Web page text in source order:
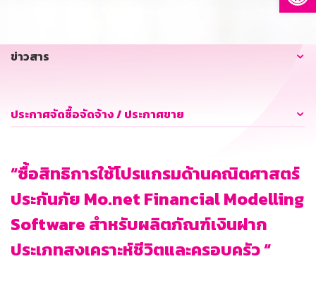
ข่าวสาร
ประกาศจัดซื้อจัดจ้าง / ประกาศขาย
“ซื้อสิทธิการใช้โปรแกรมด้านคณิตศาสตร์
ประกันภัย Mo.net Financial Modelling
Software สำหรับผลิตภัณฑ์เงินฝาก
ประเภทสงเคราะห์ชีวิตและครอบครัว “